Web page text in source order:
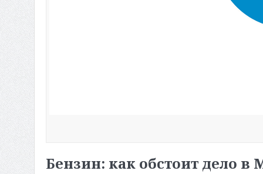
Бензин: как обстоит дело в